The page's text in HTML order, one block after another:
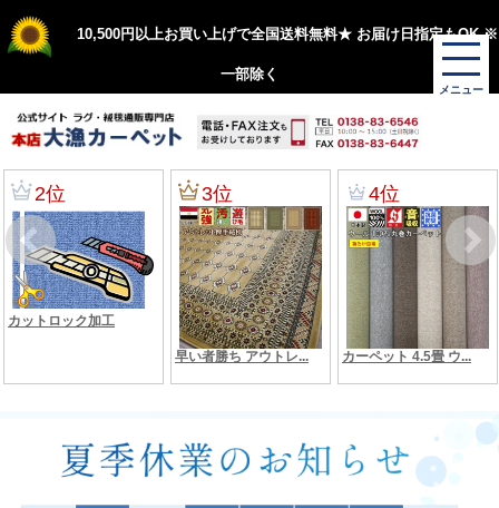
10,500円以上お買い上げで全国送料無料★ お届け日指定もOK ※
一部除く